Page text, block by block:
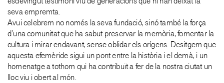
seva empremta.
Avui celebrem no només la seva fundació, sinó també la força
d’una comunitat que ha sabut preservar la memòria, fomentar la
cultura i mirar endavant, sense oblidar els orígens. Desitgem que
aquesta efemèride sigui un pont entre la història i el demà, i un
homenatge a tothom qui ha contribuït a fer de la nostra ciutat un
lloc viu i obert al món.